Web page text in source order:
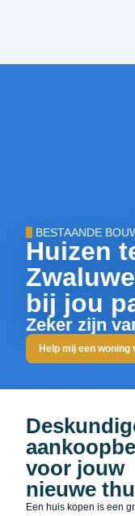
BESTAANDE
Huizen
bij jou
Zeker zijn
Help mij een woning
voor jouw
nieuwe
Een huis kopen is een